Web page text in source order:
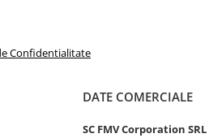
Confidentialitate
DATE COMERCIALE
SC FMV Corporation SRL